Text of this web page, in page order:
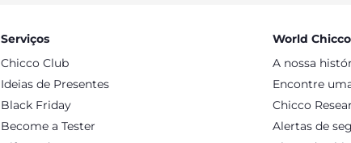
Serviços
Chicco Club
Ideias de Presentes
Black Friday
Become a Tester
World Chicco
A nossa
Encontre
Chicco
Alertas de